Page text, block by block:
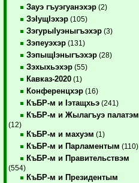
Зауэ гъуэгуанэхэр (2)
ЗэIущIэхэр (105)
ЗэгурыIуэныгъэхэр (3)
Зэпеуэхэр (131)
ЗэпыщIэныгъэхэр (28)
Зэхыхьэхэр (55)
Кавказ-2020 (1)
Конференцхэр (16)
КъБР-м и Iэтащхьэ (241)
КъБР-м и Жылагъуэ палатэм
(12)
КъБР-м и махуэм (1)
КъБР-м и Парламентым (110)
КъБР-м и Правительствэм
(554)
КъБР-м и Президентым